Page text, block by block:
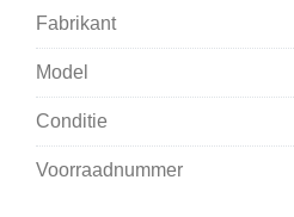
Fabrikant
Model
Conditie
Voorraadnummer